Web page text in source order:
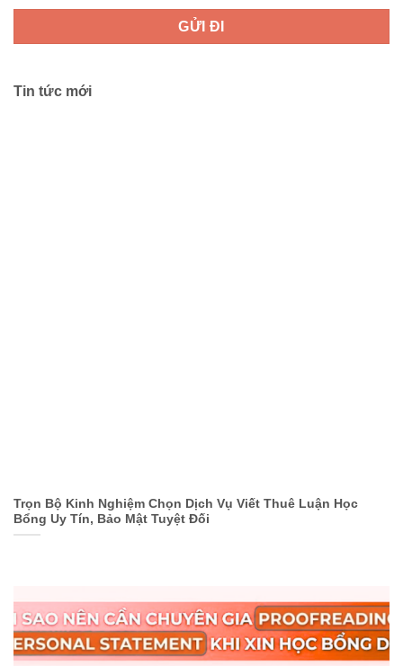
Tin tức mới
Trọn Bộ Kinh Nghiệm Chọn Dịch Vụ Viết Thuê Luận Học
Bổng Uy Tín, Bảo Mật Tuyệt Đối